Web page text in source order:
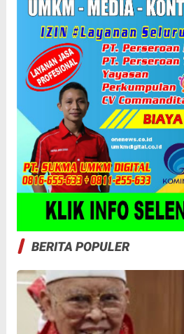
BERITA POPULER